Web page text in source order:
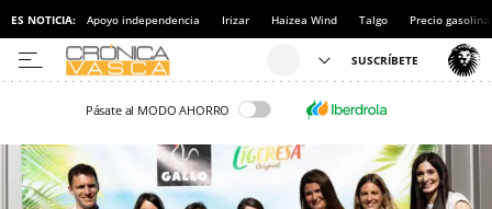
ES NOTICIA: Apoyo independencia Irizar Haizea Wind Talgo Precio gasolina
Pásate al MODO AHORRO